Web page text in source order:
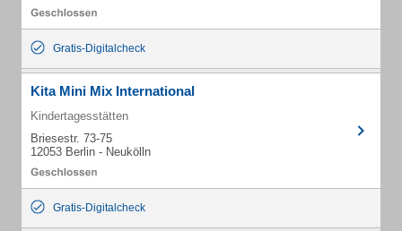
Gratis-Digitalcheck
Kita Mini Mix International
Kindertagesstätten
Briesestr. 73-75
12053 Berlin - Neukölln
Gratis-Digitalcheck